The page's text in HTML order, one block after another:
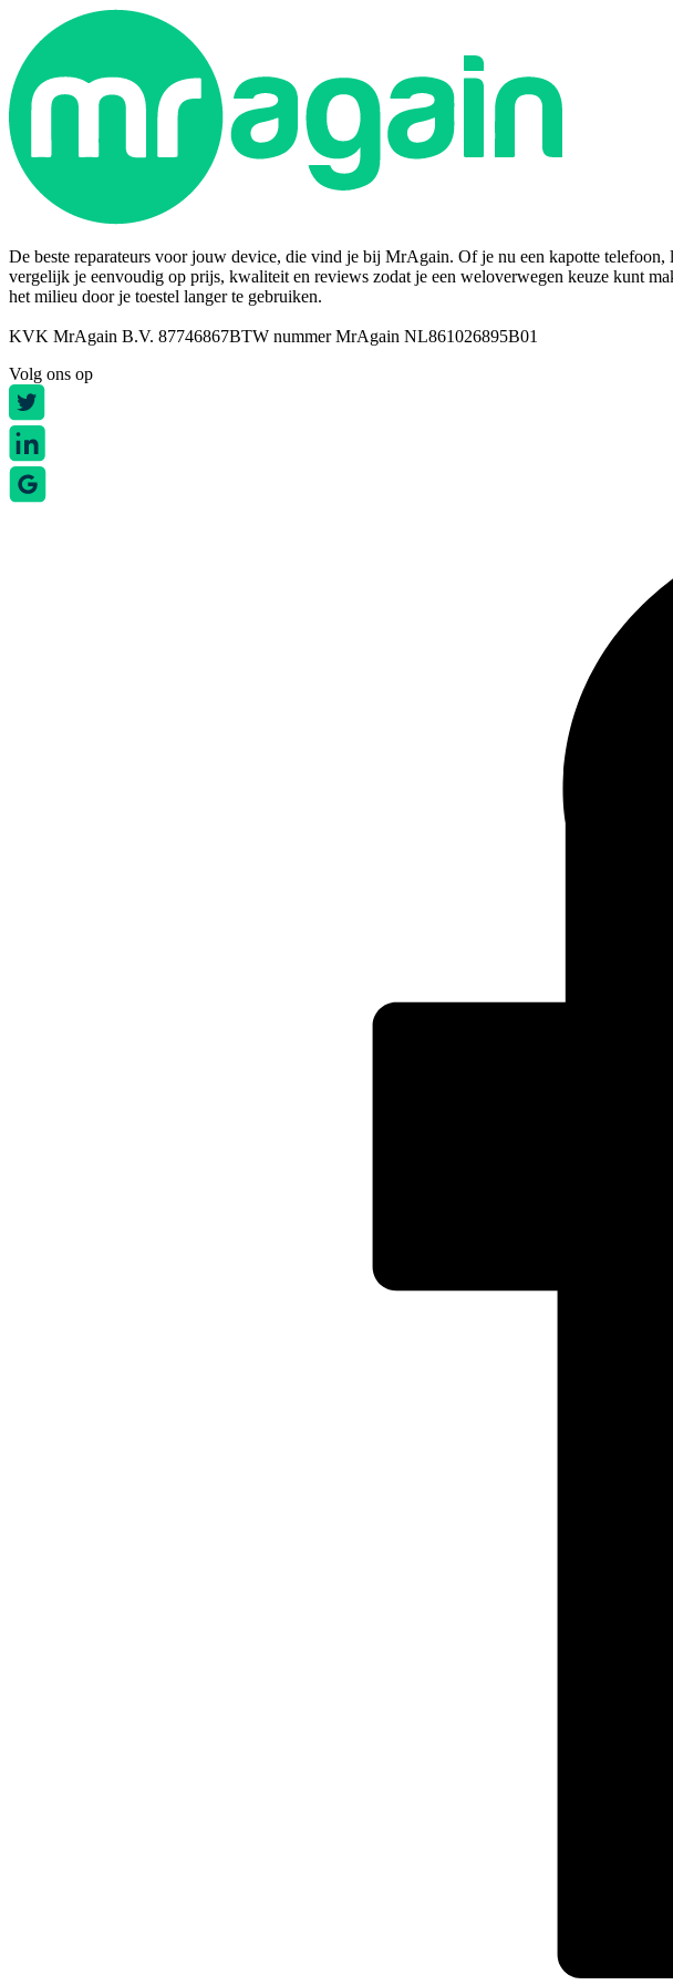
De beste reparateurs voor jouw device, die vind je bij MrAgain. Of je nu een kapotte
vergelijk je eenvoudig op prijs, kwaliteit en reviews zodat je een weloverwegen keuze kunt
het milieu door je toestel langer te gebruiken.
KVK MrAgain B.V. 87746867BTW nummer MrAgain NL861026895B01
Volg ons op